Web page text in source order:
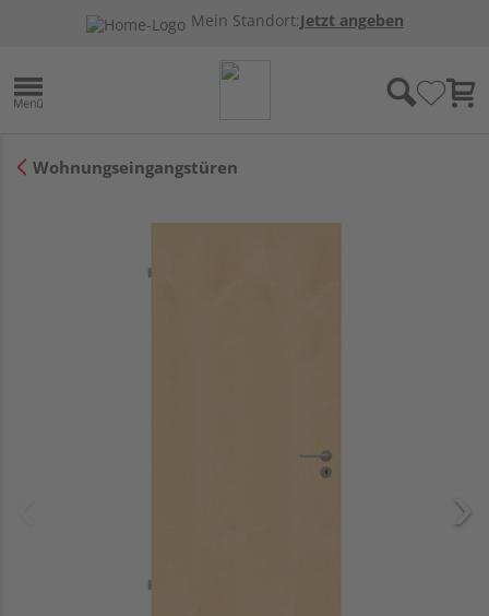
Mein Standort:Jetzt angeben
Wohnungseingangstüren